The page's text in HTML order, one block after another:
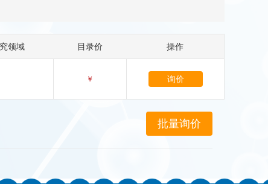
Cytodiagnostics
领域 目录价 操作
￥ 询价